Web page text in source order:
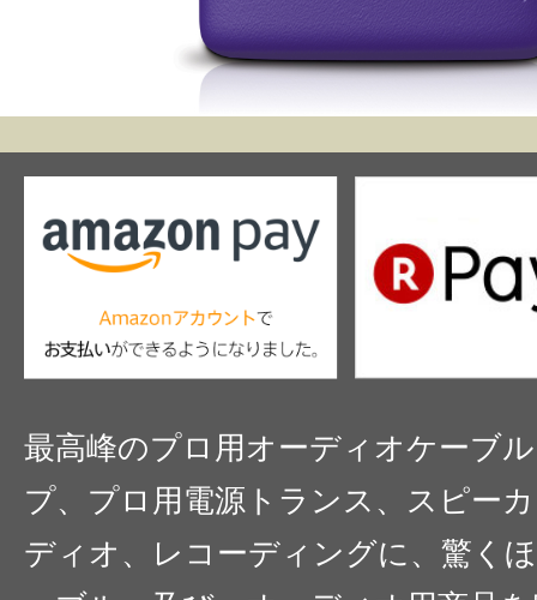
最高峰のプロ用オーディオケーブ
プ、プロ用電源トランス、スピー
ディオ、レコーディングに、驚く